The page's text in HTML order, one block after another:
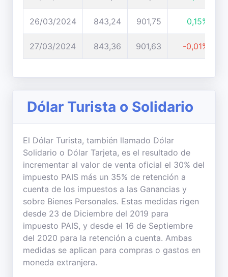
26/03/2024 843,24 901,75 0,15%
27/03/2024 843,36 901,63 -0,01%
Dólar Turista o Solidario
El Dólar Turista, también llamado Dólar
Solidario o Dólar Tarjeta, es el resultado de
incrementar al valor de venta oficial el 30% del
impuesto PAIS más un 35% de retención a
cuenta de los impuestos a las Ganancias y
sobre Bienes Personales. Estas medidas rigen
desde 23 de Diciembre del 2019 para
impuesto PAIS, y desde el 16 de Septiembre
del 2020 para la retención a cuenta. Ambas
medidas se aplican para compras o gastos en
moneda extranjera.